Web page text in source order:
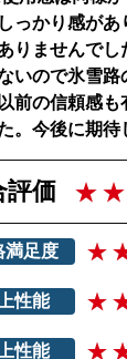
っかり感があ
りませんで
いので氷雪
前の信頼感
。今後に期待
評価
満足度
性能
性能